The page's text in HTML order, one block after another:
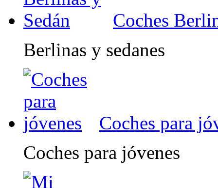
Coches
Berlinas y sedanes
Coches para
Coches para jóvenes